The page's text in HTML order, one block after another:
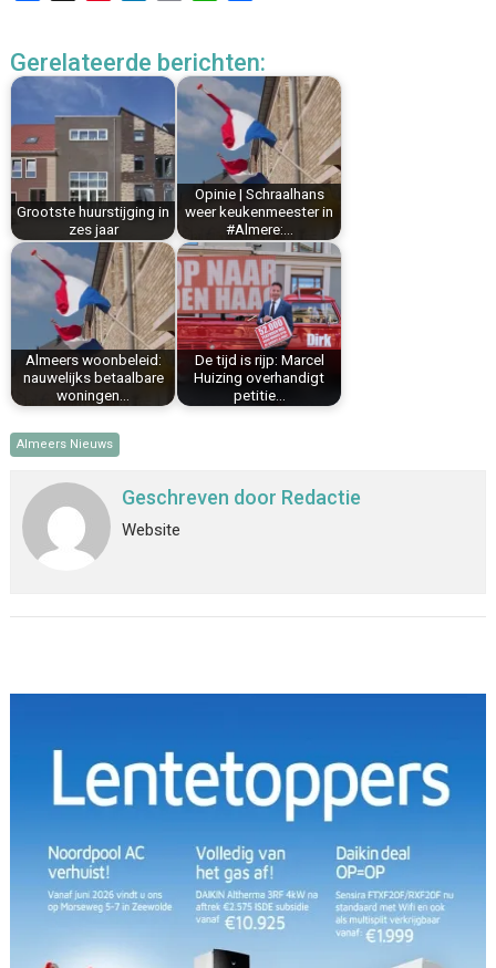
e
o
o
t
r
s
t
k
d
n
i
l
t
s
A
p
p
e
n
Gerelateerde berichten:
Grootste huurstijging in
zes jaar
Opinie | Schraalhans
weer keukenmeester in
#Almere:…
Almeers woonbeleid:
nauwelijks betaalbare
woningen…
De tijd is rijp: Marcel
Huizing overhandigt
petitie…
Almeers Nieuws
Geschreven door Redactie
Website